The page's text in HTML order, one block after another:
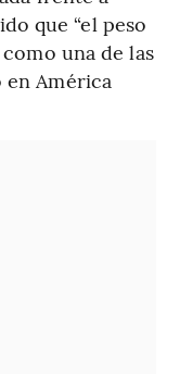
que “el peso
una de las
América